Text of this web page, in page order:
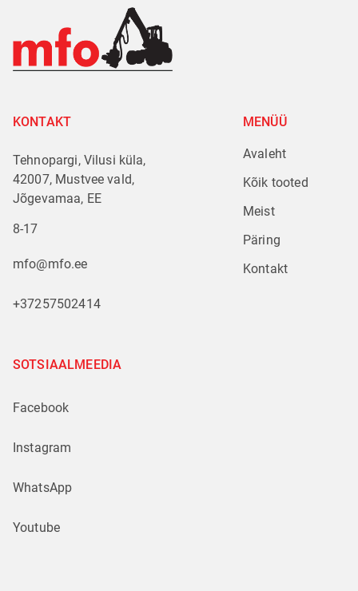
KONTAKT
Tehnopargi, Vilusi küla,
42007, Mustvee vald,
Jõgevamaa, EE
8-17
mfo@mfo.ee
+37257502414
MENÜÜ
Avaleht
Kõik tooted
Meist
Päring
Kontakt
SOTSIAALMEEDIA
Facebook
Instagram
WhatsApp
Youtube